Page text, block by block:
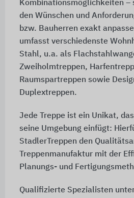
Kombinationsmöglichkeiten –
den Wünschen und
bzw. Bauherren exakt
umfasst verschiedenste
Stahl, u.a. als
Zweiholmtreppen,
Raumspartreppen sowie
Duplextreppen.
Jede Treppe ist ein Unikat,
seine Umgebung einfügt:
StadlerTreppen den
Treppenmanufaktur mit der
Planungs- und
Qualifizierte Spezialisten